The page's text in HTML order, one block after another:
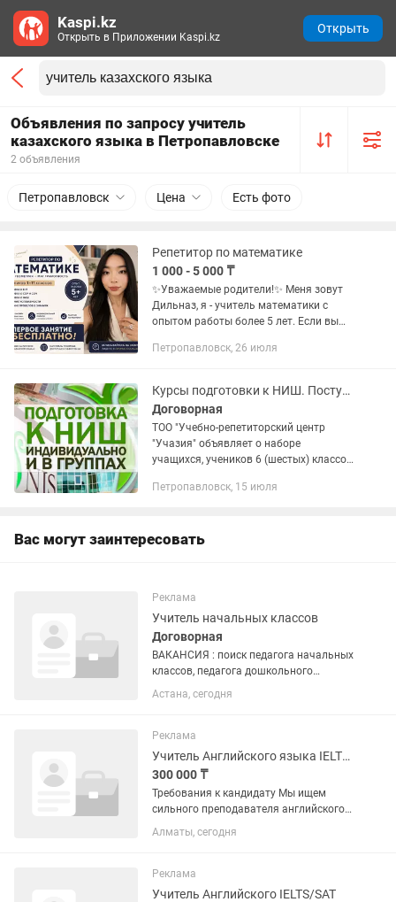
Объявления по запросу учитель
казахского языка в Петропавловске
2 объявления
Петропавловск Цена Есть фото
Репетитор по математике
1 000 - 5 000 ₸
✨Уважаемые родители!✨ Меня зовут
Дильназ, я - учитель математики с
опытом работы более 5 лет. Если вы
понимал математику, улучшил оценки
Петропавловск, 26 июля
Курсы подготовки к НИШ. Поступление в Назарбаев Интеллектуальная школа
Договорная
ТОО "Учебно-репетиторский центр
"Учазия" объявляет о наборе
учащихся, учеников 6 (шестых) классов
в НИШ (Назарбаев Интелектуальная
Петропавловск, 15 июля
Вас могут заинтересовать
Реклама
Учитель начальных классов
Договорная
ВАКАНСИЯ : поиск педагога начальных
классов, педагога дошкольного
образования. Требования:
Высшее.пед.образование (дошкольное,
опыт работы с детьми 5-7 лет;...
Астана, сегодня
Реклама
Учитель Английского языка IELTS / SAT
300 000 ₸
Требования к кандидату Мы ищем
сильного преподавателя английского
языка, который умеет работать как с
общим английским, так и с
Обязательные требования: Высшее...
Алматы, сегодня
Реклама
Учитель Английского IELTS/SAT
Kaspi.kz
Открыть в Приложении Kaspi.kz
Открыть